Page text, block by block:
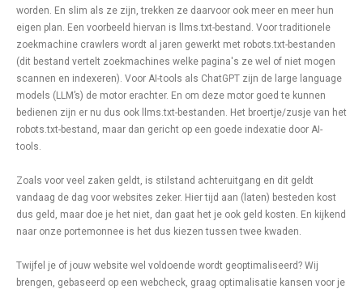
worden. En slim als ze zijn, trekken ze daarvoor ook meer en meer hun
eigen plan. Een voorbeeld hiervan is llms.txt-bestand. Voor traditionele
zoekmachine crawlers wordt al jaren gewerkt met robots.txt-bestanden
(dit bestand vertelt zoekmachines welke pagina's ze wel of niet mogen
scannen en indexeren). Voor AI-tools als ChatGPT zijn de large language
models (LLM’s) de motor erachter. En om deze motor goed te kunnen
bedienen zijn er nu dus ook llms.txt-bestanden. Het broertje/zusje van het
robots.txt-bestand, maar dan gericht op een goede indexatie door AI-
tools.
Zoals voor veel zaken geldt, is stilstand achteruitgang en dit geldt
vandaag de dag voor websites zeker. Hier tijd aan (laten) besteden kost
dus geld, maar doe je het niet, dan gaat het je ook geld kosten. En kijkend
naar onze portemonnee is het dus kiezen tussen twee kwaden.
Twijfel je of jouw website wel voldoende wordt geoptimaliseerd? Wij
brengen, gebaseerd op een webcheck, graag optimalisatie kansen voor je